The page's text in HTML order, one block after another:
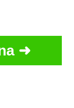
➜